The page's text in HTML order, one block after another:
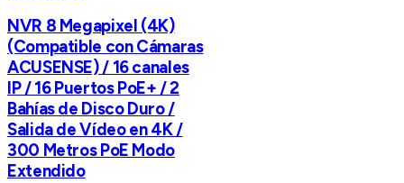
NVR 8 Megapixel (4K)
(Compatible con Cámaras
ACUSENSE) / 16 canales
IP / 16 Puertos PoE+ / 2
Bahías de Disco Duro /
Salida de Vídeo en 4K /
300 Metros PoE Modo
Extendido